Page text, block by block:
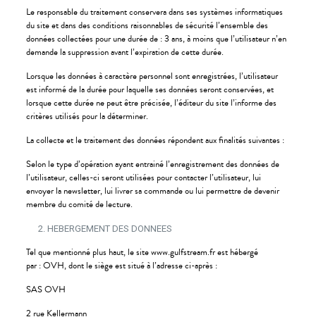
Le responsable du traitement conservera dans ses systèmes informatiques
du site et dans des conditions raisonnables de sécurité l’ensemble des
données collectées pour une durée de : 3 ans, à moins que l’utilisateur n’en
demande la suppression avant l’expiration de cette durée.
Lorsque les données à caractère personnel sont enregistrées, l’utilisateur
est informé de la durée pour laquelle ses données seront conservées, et
lorsque cette durée ne peut être précisée, l’éditeur du site l’informe des
critères utilisés pour la déterminer.
La collecte et le traitement des données répondent aux finalités suivantes :
Selon le type d’opération ayant entrainé l’enregistrement des données de
l’utilisateur, celles-ci seront utilisées pour contacter l’utilisateur, lui
envoyer la newsletter, lui livrer sa commande ou lui permettre de devenir
membre du comité de lecture.
HEBERGEMENT DES DONNEES
Tel que mentionné plus haut, le site www.gulfstream.fr est hébergé
par : OVH, dont le siège est situé à l’adresse ci-après :
SAS OVH
2 rue Kellermann